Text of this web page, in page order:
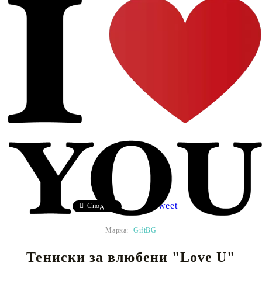
Сподели Tweet
Марка: GiftBG
Тениски за влюбени "Love U"